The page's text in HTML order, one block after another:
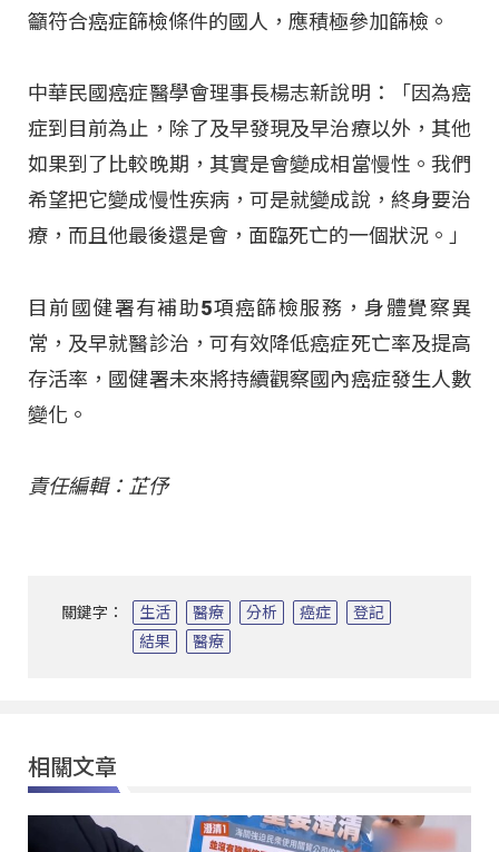
籲符合癌症篩檢條件的國人，應積極參加篩檢。
中華民國癌症醫學會理事長楊志新說明：「因為癌
症到目前為止，除了及早發現及早治療以外，其他
如果到了比較晚期，其實是會變成相當慢性。我們
希望把它變成慢性疾病，可是就變成說，終身要治
療，而且他最後還是會，面臨死亡的一個狀況。」
目前國健署有補助5項癌篩檢服務，身體覺察異
常，及早就醫診治，可有效降低癌症死亡率及提高
存活率，國健署未來將持續觀察國內癌症發生人數
變化。
責任編輯：芷伃
關鍵字： 生活 醫療 分析 癌症
登記
結果
醫療
相關文章